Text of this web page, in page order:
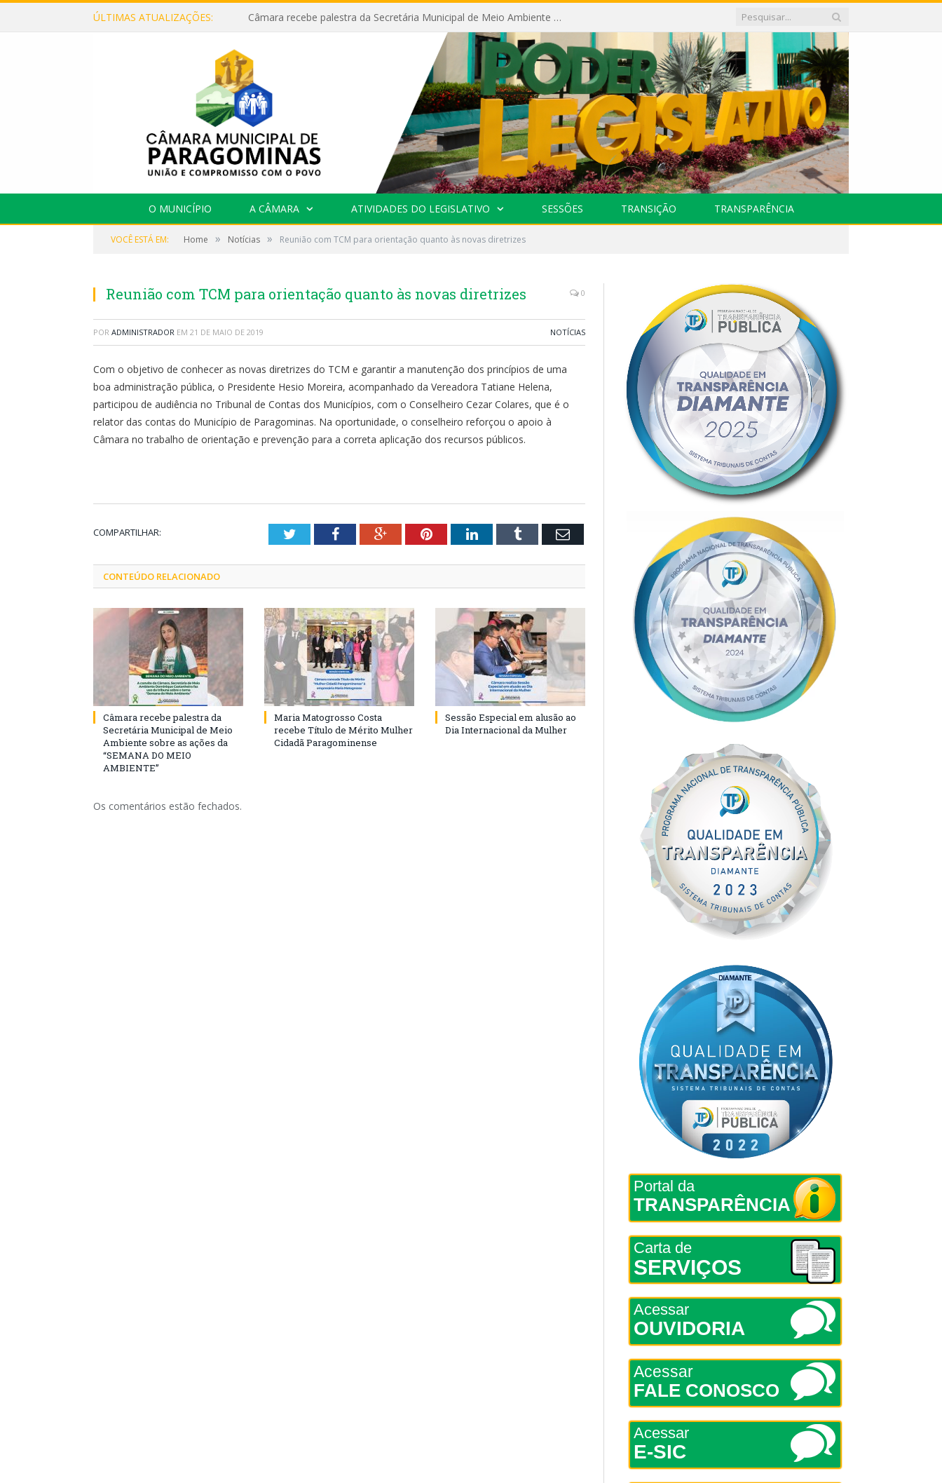
ÚLTIMAS ATUALIZAÇÕES: Câmara recebe palestra da Secretária Municipal de Meio Ambiente sobre as ações da “SEMANA DO MEIO AMBIENTE”
O MUNICÍPIO A CÂMARA ATIVIDADES DO LEGISLATIVO SESSÕES TRANSIÇÃO TRANSPARÊNCIA
VOCÊ ESTÁ EM: Home » Notícias » Reunião com TCM para orientação quanto às novas diretrizes
Reunião com TCM para orientação quanto às novas diretrizes 0
POR ADMINISTRADOR EM 21 DE MAIO DE 2019 NOTÍCIAS
Com o objetivo de conhecer as novas diretrizes do TCM e garantir a manutenção dos princípios de uma
boa administração pública, o Presidente Hesio Moreira, acompanhado da Vereadora Tatiane Helena,
participou de audiência no Tribunal de Contas dos Municípios, com o Conselheiro Cezar Colares, que é o
relator das contas do Município de Paragominas. Na oportunidade, o conselheiro reforçou o apoio à
Câmara no trabalho de orientação e prevenção para a correta aplicação dos recursos públicos.
COMPARTILHAR: TwitterFacebookGoogle+PinterestLinkedInTumblr Email
CONTEÚDO RELACIONADO
Câmara recebe palestra da
Secretária Municipal de Meio
Ambiente sobre as ações da
“SEMANA DO MEIO
AMBIENTE”
Maria Matogrosso Costa
recebe Título de Mérito Mulher
Cidadã Paragominense
Sessão Especial em alusão ao
Dia Internacional da Mulher
Os comentários estão fechados.
Portal da
TRANSPARÊNCIA
Carta de
SERVIÇOS
Acessar
OUVIDORIA
Acessar
FALE CONOSCO
Acessar
E-SIC